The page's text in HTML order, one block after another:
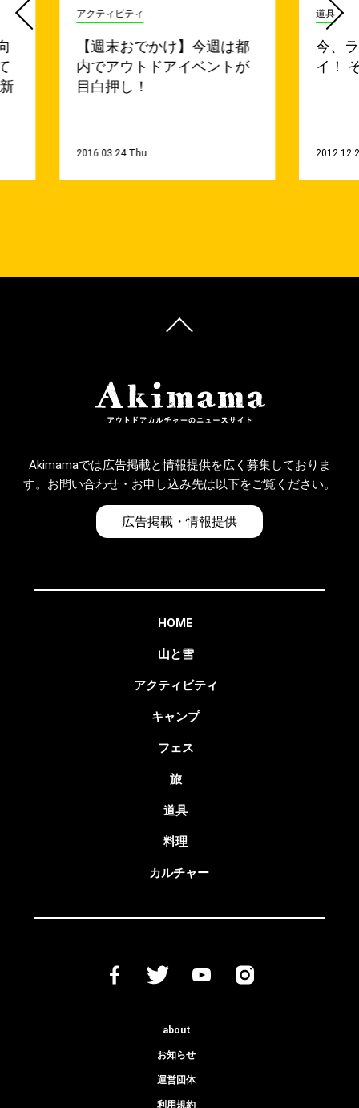
アクティビティ
【週末おでかけ】今週は都
内でアウトドアイベントが
目白押し！
2016.03.24 Thu
道具
今、
イ！
Akimamaでは広告掲載と情報提供を広く募集しておりま
す。お問い合わせ・お申し込み先は以下をご覧ください。
広告掲載・情報提供
HOME
山と雪
アクティビティ
キャンプ
フェス
旅
道具
料理
カルチャー
about
お知らせ
運営団体
利用規約